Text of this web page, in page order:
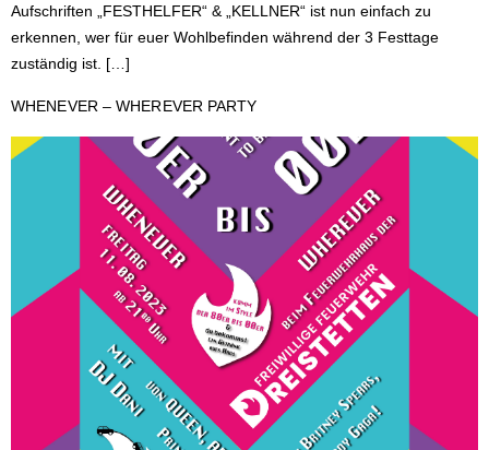
Aufschriften „FESTHELFER“ & „KELLNER“ ist nun einfach zu
erkennen, wer für euer Wohlbefinden während der 3 Festtage
zuständig ist. […]
WHENEVER – WHEREVER PARTY